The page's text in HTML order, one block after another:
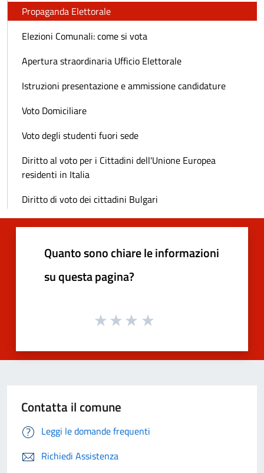
Propaganda Elettorale
Elezioni Comunali: come si vota
Apertura straordinaria Ufficio Elettorale
Istruzioni presentazione e ammissione candidature
Voto Domiciliare
Voto degli studenti fuori sede
Diritto al voto per i Cittadini dell'Unione Europea
residenti in Italia
Diritto di voto dei cittadini Bulgari
Quanto sono chiare le informazioni
su questa pagina?
Contatta il comune
Leggi le domande frequenti
Richiedi Assistenza